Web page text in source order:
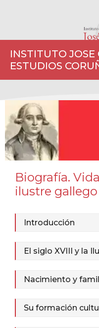
INSTITUTO JOSE
ESTUDIOS
Biografía.
ilustre
Introducción
El siglo XVIII y la
Nacimiento y
Su formación